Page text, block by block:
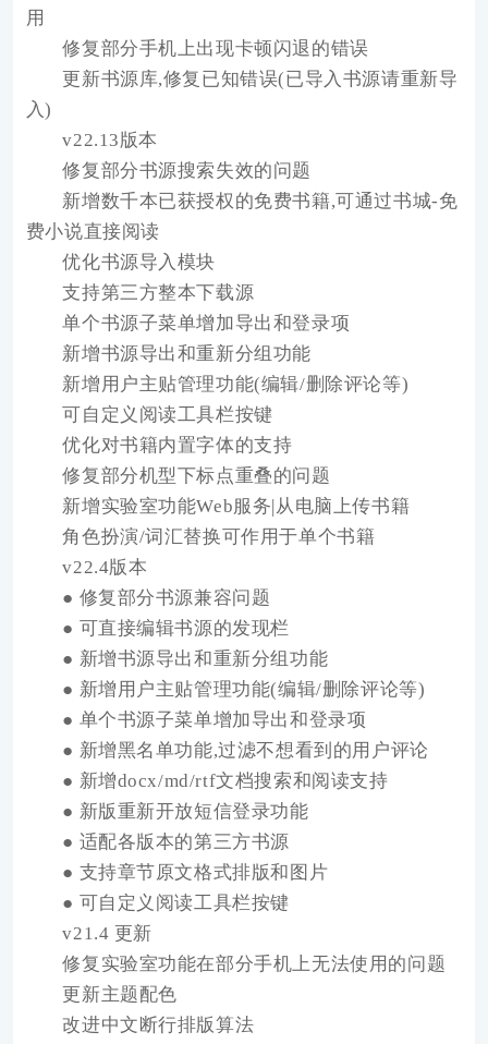
用
修复部分手机上出现卡顿闪退的错误
更新书源库,修复已知错误(已导入书源请重新导
入)
v22.13版本
修复部分书源搜索失效的问题
新增数千本已获授权的免费书籍,可通过书城-免
费小说直接阅读
优化书源导入模块
支持第三方整本下载源
单个书源子菜单增加导出和登录项
新增书源导出和重新分组功能
新增用户主贴管理功能(编辑/删除评论等)
可自定义阅读工具栏按键
优化对书籍内置字体的支持
修复部分机型下标点重叠的问题
新增实验室功能Web服务|从电脑上传书籍
角色扮演/词汇替换可作用于单个书籍
v22.4版本
● 修复部分书源兼容问题
● 可直接编辑书源的发现栏
● 新增书源导出和重新分组功能
● 新增用户主贴管理功能(编辑/删除评论等)
● 单个书源子菜单增加导出和登录项
● 新增黑名单功能,过滤不想看到的用户评论
● 新增docx/md/rtf文档搜索和阅读支持
● 新版重新开放短信登录功能
● 适配各版本的第三方书源
● 支持章节原文格式排版和图片
● 可自定义阅读工具栏按键
v21.4 更新
修复实验室功能在部分手机上无法使用的问题
更新主题配色
改进中文断行排版算法